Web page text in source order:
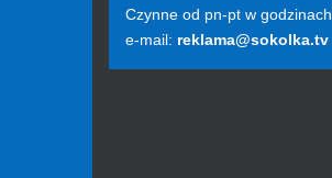
Czynne od pn-pt w godzinach
e-mail: reklama@sokolka.tv